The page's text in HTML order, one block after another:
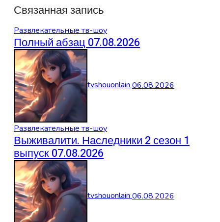
Связанная запись
Развлекательные тв-шоу
Полный абзац 07.08.2026
tvshouonlain06.08.2026
Развлекательные тв-шоу
Выживалити. Наследники 2 сезон 1
выпуск 07.08.2026
tvshouonlain06.08.2026